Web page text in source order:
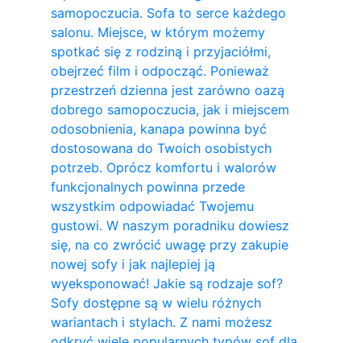
samopoczucia. Sofa to serce każdego
salonu. Miejsce, w którym możemy
spotkać się z rodziną i przyjaciółmi,
obejrzeć film i odpocząć. Ponieważ
przestrzeń dzienna jest zarówno oazą
dobrego samopoczucia, jak i miejscem
odosobnienia, kanapa powinna być
dostosowana do Twoich osobistych
potrzeb. Oprócz komfortu i walorów
funkcjonalnych powinna przede
wszystkim odpowiadać Twojemu
gustowi. W naszym poradniku dowiesz
się, na co zwrócić uwagę przy zakupie
nowej sofy i jak najlepiej ją
wyeksponować! Jakie są rodzaje sof?
Sofy dostępne są w wielu różnych
wariantach i stylach. Z nami możesz